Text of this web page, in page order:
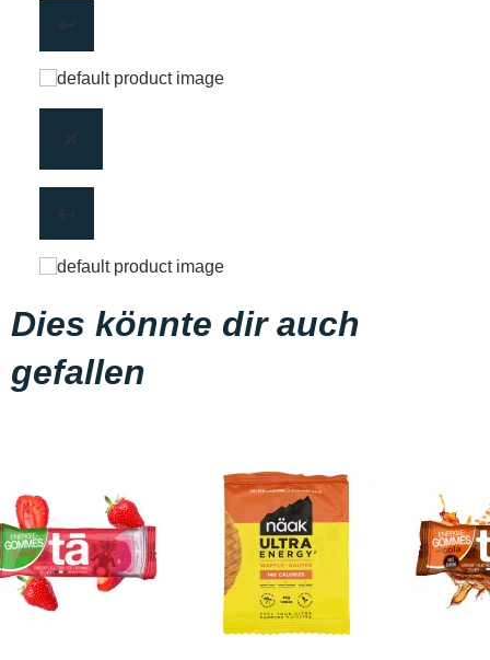
Dies könnte dir auch
gefallen